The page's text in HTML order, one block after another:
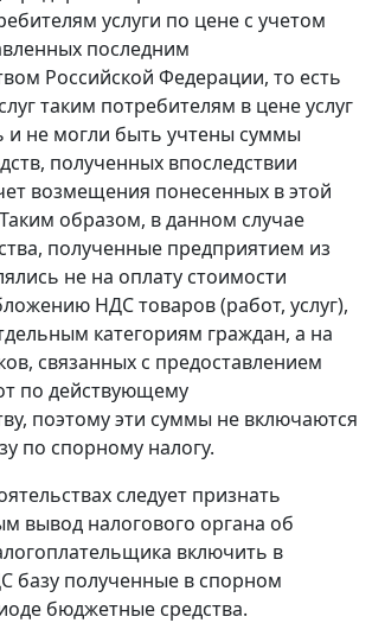
услуги по цене с учетом
последним
Российской Федерации, то есть
таким потребителям в цене услуг
и не могли быть учтены суммы
полученных впоследствии
возмещения понесенных в этой
образом, в данном случае
полученные предприятием из
не на оплату стоимости
НДС товаров (работ, услуг),
категориям граждан, а на
связанных с предоставлением
по действующему
поэтому эти суммы не включаются
по спорному налогу.
следует признать
вывод налогового органа об
включить в
базу полученные в спорном
бюджетные средства.